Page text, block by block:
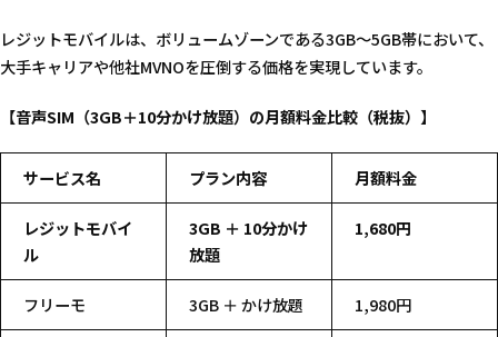
レジットモバイルは、ボリュームゾーンである3GB〜5GB帯において、
大手キャリアや他社MVNOを圧倒する価格を実現しています。
【音声SIM（3GB＋10分かけ放題）の月額料金比較（税抜）】
サービス名 プラン内容 月額料金
レジットモバイ
ル
3GB ＋ 10分かけ
放題
1,680円
フリーモ 3GB ＋ かけ放題 1,980円